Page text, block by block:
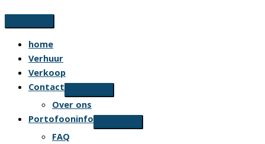
home
Verhuur
Verkoop
Contact
Over ons
Portofooninfo
FAQ